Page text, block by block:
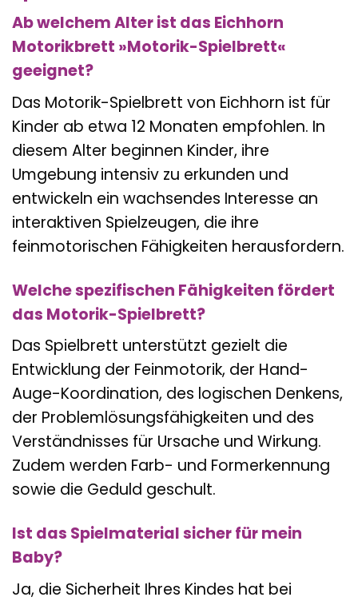
Ab welchem Alter ist das Eichhorn
Motorikbrett »Motorik-Spielbrett«
geeignet?
Das Motorik-Spielbrett von Eichhorn ist für
Kinder ab etwa 12 Monaten empfohlen. In
diesem Alter beginnen Kinder, ihre
Umgebung intensiv zu erkunden und
entwickeln ein wachsendes Interesse an
interaktiven Spielzeugen, die ihre
feinmotorischen Fähigkeiten herausfordern.
Welche spezifischen Fähigkeiten fördert
das Motorik-Spielbrett?
Das Spielbrett unterstützt gezielt die
Entwicklung der Feinmotorik, der Hand-
Auge-Koordination, des logischen Denkens,
der Problemlösungsfähigkeiten und des
Verständnisses für Ursache und Wirkung.
Zudem werden Farb- und Formerkennung
sowie die Geduld geschult.
Ist das Spielmaterial sicher für mein
Baby?
Ja, die Sicherheit Ihres Kindes hat bei